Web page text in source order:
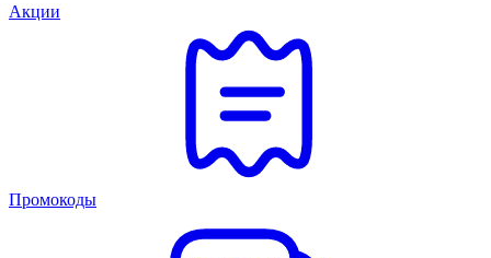
Акции
Промокоды